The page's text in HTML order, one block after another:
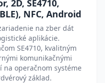
2D, SE4710,
NFC, Android
na zber dát
aplikácie.
SE4710, kvalitným
komunikačnými
operačnom systéme
základ.